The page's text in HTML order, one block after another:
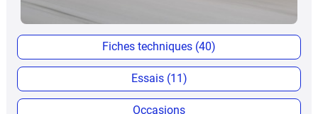
Fiches techniques (40)
Essais (11)
Occasions